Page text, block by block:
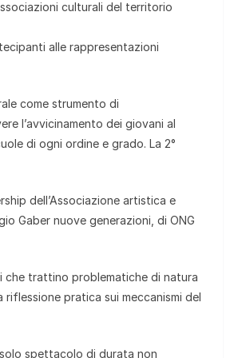
culturali del territorio
alle rappresentazioni
come strumento di
l’avvicinamento dei giovani al
di ogni ordine e grado. La 2°
dell’Associazione artistica e
Gaber nuove generazioni, di ONG
che trattino problematiche di natura
pratica sui meccanismi del
spettacolo di durata non